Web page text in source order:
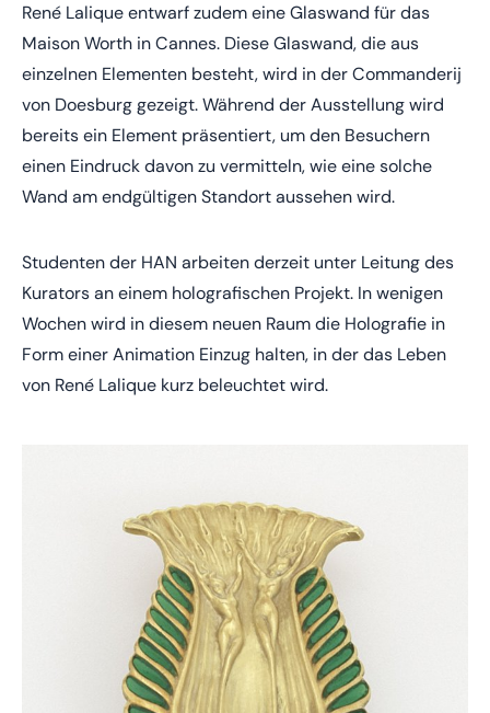
René Lalique entwarf zudem eine Glaswand für das
Maison Worth in Cannes. Diese Glaswand, die aus
einzelnen Elementen besteht, wird in der Commanderij
von Doesburg gezeigt. Während der Ausstellung wird
bereits ein Element präsentiert, um den Besuchern
einen Eindruck davon zu vermitteln, wie eine solche
Wand am endgültigen Standort aussehen wird.
Studenten der HAN arbeiten derzeit unter Leitung des
Kurators an einem holografischen Projekt. In wenigen
Wochen wird in diesem neuen Raum die Holografie in
Form einer Animation Einzug halten, in der das Leben
von René Lalique kurz beleuchtet wird.